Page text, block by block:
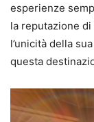
esperienze
la reputazione
l’unicità della
questa